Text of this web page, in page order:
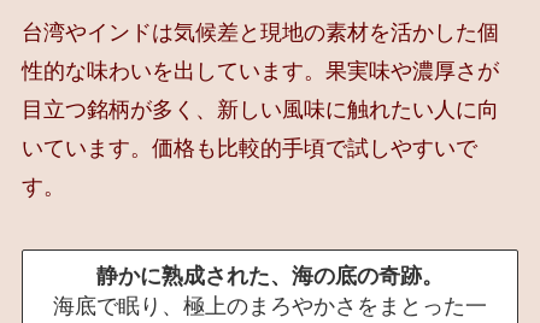
台湾やインドは気候差と現地の素材を活かした個
性的な味わいを出しています。果実味や濃厚さが
目立つ銘柄が多く、新しい風味に触れたい人に向
いています。価格も比較的手頃で試しやすいで
す。
静かに熟成された、海の底の奇跡。
海底で眠り、極上のまろやかさをまとった一